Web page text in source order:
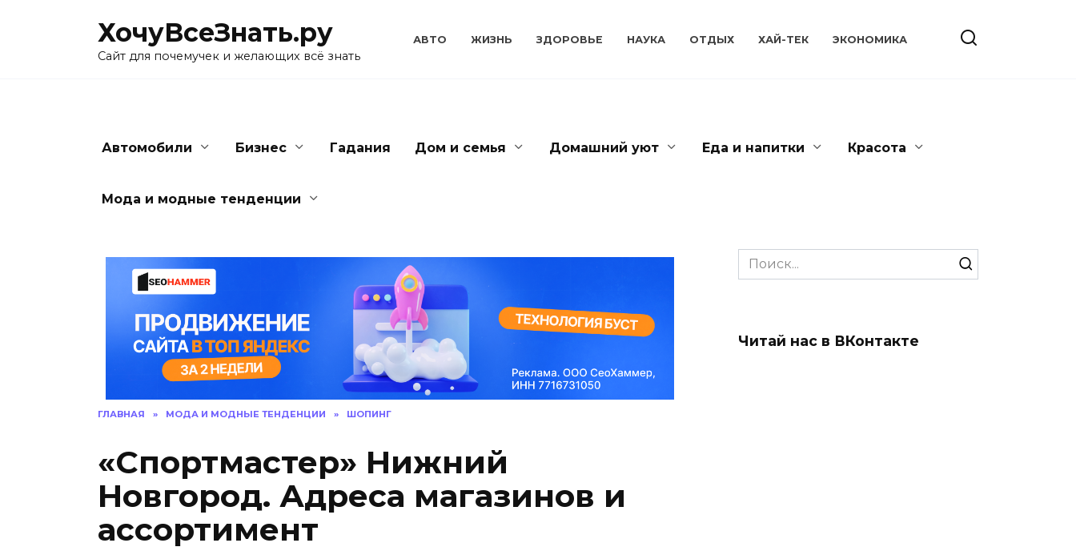
ХочуВсеЗнать.ру
Сайт для почемучек и желающих всё знать
АВТО ЖИЗНЬ ЗДОРОВЬЕ НАУКА ОТДЫХ ХАЙ-ТЕК ЭКОНОМИКА
Автомобили Бизнес Гадания Дом и семья Домашний уют Еда и напитки Красота
Мода и модные тенденции
ГЛАВНАЯ » МОДА И МОДНЫЕ ТЕНДЕНЦИИ » ШОПИНГ
«Спортмастер» Нижний
Новгород. Адреса магазинов и
ассортимент
Search
for:
Читай нас в ВКонтакте